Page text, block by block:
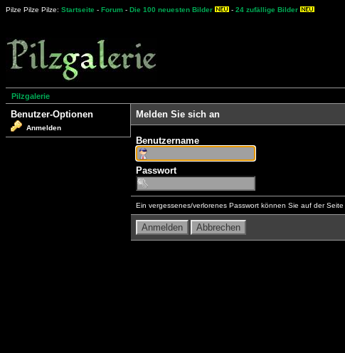
Pilze Pilze Pilze: Startseite - Forum - Die 100 neuesten Bilder - 24 zufällige Bilder
Pilzgalerie
Benutzer-Optionen
Anmelden
Melden Sie sich an
Benutzername
Passwort
Ein vergessenes/verlorenes Passwort können Sie auf der Seite